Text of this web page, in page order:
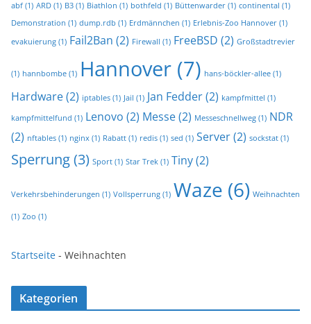
abf (1) ARD (1) B3 (1) Biathlon (1) bothfeld (1) Büttenwarder (1) continental (1)
Demonstration (1) dump.rdb (1) Erdmännchen (1) Erlebnis-Zoo Hannover (1)
evakuierung (1) Fail2Ban (2) Firewall (1) FreeBSD (2) Großstadtrevier
(1) hannbombe (1) Hannover (7) hans-böckler-allee (1)
Hardware(2) iptables (1) Jail (1) Jan Fedder(2) kampfmittel (1)
kampfmittelfund (1) Lenovo (2) Messe(2) Messeschnellweg (1) NDR
(2) nftables (1) nginx (1) Rabatt (1) redis (1) sed (1) Server(2) sockstat (1)
Sperrung(3) Sport (1) Star Trek (1) Tiny(2)
Verkehrsbehinderungen (1) Vollsperrung (1) Waze (6) Weihnachten
(1) Zoo (1)
Startseite - Weihnachten
Kategorien